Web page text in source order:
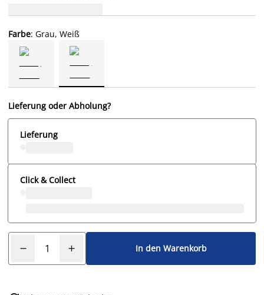
Farbe: Grau, Weiß
Lieferung oder Abholung?
Lieferung
Click & Collect
In den Warenkorb